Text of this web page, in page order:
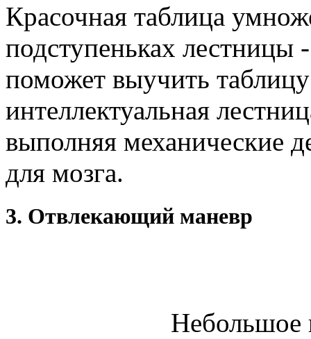
Красочная таблица
подступеньках лестницы
поможет выучить
интеллектуальная
выполняя механические
для мозга.
3. Отвлекающий маневр